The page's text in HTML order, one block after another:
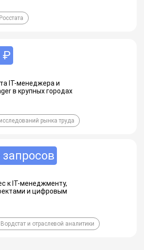
₽
IT-менеджера и
в крупных городах
рынка труда
запросов
к IT-менеджменту,
и цифровым
и отраслевой аналитики